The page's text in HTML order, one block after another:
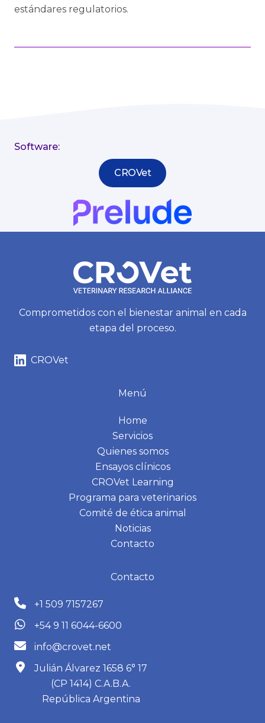
estándares regulatorios.
Software:
CROVet
Comprometidos con el bienestar animal en cada
etapa del proceso.
CROVet
Menú
Home
Servicios
Quienes somos
Ensayos clínicos
CROVet Learning
Programa para veterinarios
Comité de ética animal
Noticias
Contacto
Contacto
+1 509 7157267
+54 9 11 6044-6600
info@crovet.net
Julián Álvarez 1658 6° 17
(CP 1414) C.A.B.A.
República Argentina